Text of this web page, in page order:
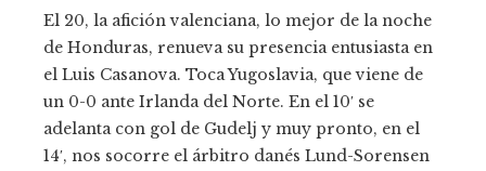
El 20, la afición valenciana, lo mejor de la noche
de Honduras, renueva su presencia entusiasta en
el Luis Casanova. Toca Yugoslavia, que viene de
un 0-0 ante Irlanda del Norte. En el 10′ se
adelanta con gol de Gudelj y muy pronto, en el
14′, nos socorre el árbitro danés Lund-Sorensen